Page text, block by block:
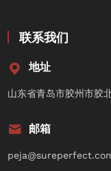
联系我们
地址
山东省青岛市胶州市胶
邮箱